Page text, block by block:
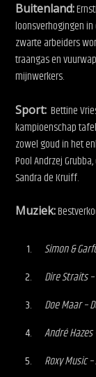
Buitenland:
loonsverhogingen
zwarte arbeiders
traangas en
mijnwerkers.
Sport: Bettine
kampioenschap
zowel goud in het
Pool Andrzej
Sandra de Kruiff.
Muziek:
Simon &
Dire Straits
Doe Maar –
André
Roxy Music